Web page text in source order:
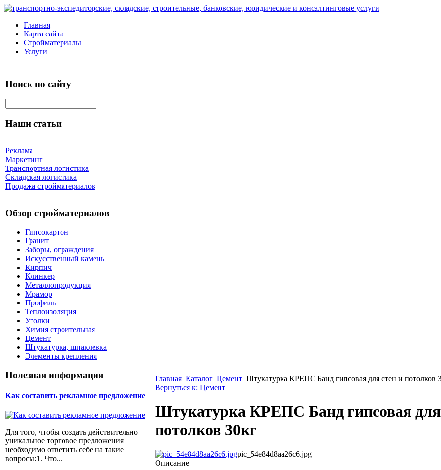
Главная
Карта сайта
Стройматериалы
Услуги
Поиск по сайту
Наши статьи
Реклама
Маркетинг
Транспортная логистика
Складская логистика
Продажа стройматериалов
Обзор стройматериалов
Гипсокартон
Гранит
Заборы, ограждения
Искусственный камень
Кирпич
Клинкер
Металлопродукция
Мрамор
Профиль
Теплоизоляция
Уголки
Химия строительная
Цемент
Штукатурка, шпаклевка
Элементы крепления
Полезная информация
Как составить рекламное предложение
Для того, чтобы создать действительно
уникальное торговое предложения
необходимо ответить себе на такие
вопросы:1. Что...
Главная Каталог Цемент Штукатурка КРЕПС Банд гипсовая для стен и потолков
Вернуться к: Цемент
Штукатурка КРЕПС Банд гипсовая для
потолков 30кг
pic_54e84d8aa26c6.jpg
Описание